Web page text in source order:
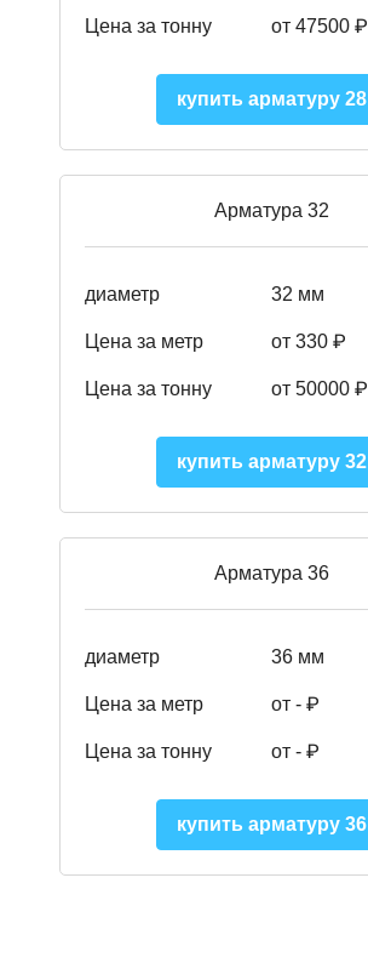
Цена за тонну от 47500 ₽
купить арматуру 28
Арматура 32
диаметр 32 мм
Цена за метр от 330 ₽
Цена за тонну от 50000 ₽
купить арматуру 32
Арматура 36
диаметр 36 мм
Цена за метр от - ₽
Цена за тонну от - ₽
купить арматуру 36